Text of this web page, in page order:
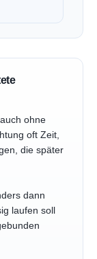
ohne
oft Zeit,
die später
dann
laufen soll